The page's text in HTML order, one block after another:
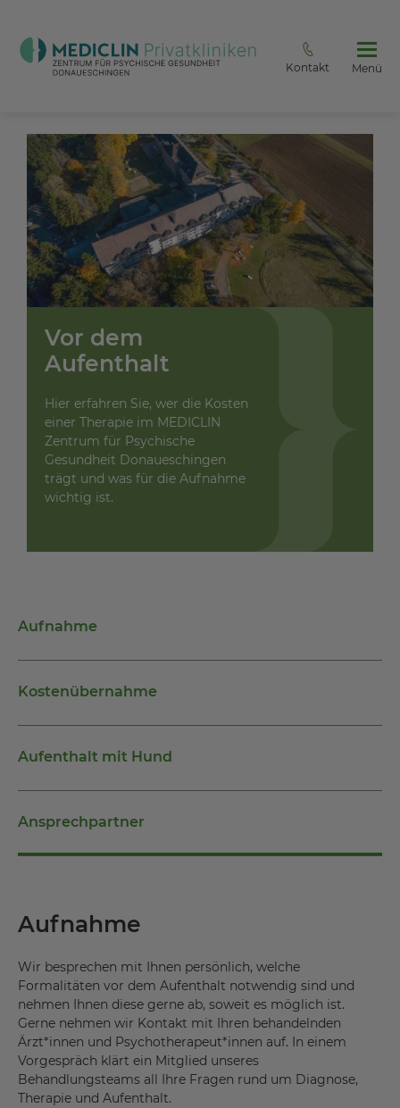
Kontakt Menü
Vor dem
Aufenthalt
Hier erfahren Sie, wer die Kosten
einer Therapie im MEDICLIN
Zentrum für Psychische
Gesundheit Donaueschingen
trägt und was für die Aufnahme
wichtig ist.
Aufnahme
Kostenübernahme
Aufenthalt mit Hund
Ansprechpartner
Aufnahme
Wir besprechen mit Ihnen persönlich, welche
Formalitäten vor dem Aufenthalt notwendig sind und
nehmen Ihnen diese gerne ab, soweit es möglich ist.
Gerne nehmen wir Kontakt mit Ihren behandelnden
Ärzt*innen und Psychotherapeut*innen auf. In einem
Vorgespräch klärt ein Mitglied unseres
Behandlungsteams all Ihre Fragen rund um Diagnose,
Therapie und Aufenthalt.